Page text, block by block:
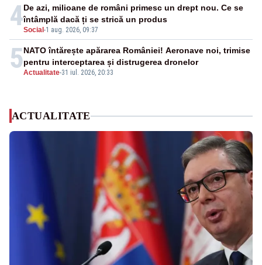
4Social -1 aug. 2026, 09:37
De azi, milioane de români primesc un drept nou. Ce se
întâmplă dacă ți se strică un produs
5Actualitate-31 iul. 2026, 20:33
NATO întărește apărarea României! Aeronave noi, trimise
pentru interceptarea și distrugerea dronelor
ACTUALITATE